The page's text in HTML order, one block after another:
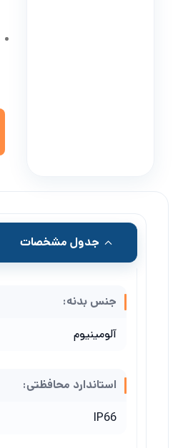
جدول مشخصات
جنس بدنه:
آلومینیوم
استاندارد محافظتی:
IP66